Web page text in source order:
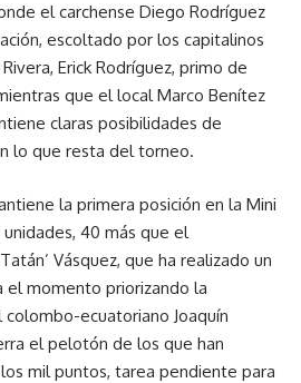
el carchense Diego Rodríguez
escoltado por los capitalinos
Erick Rodríguez, primo de
que el local Marco Benítez
claras posibilidades de
lo que resta del torneo.
la primera posición en la Mini
40 más que el
Vásquez, que ha realizado un
el momento priorizando la
ecuatoriano Joaquín
el pelotón de los que han
mil puntos, tarea pendiente para